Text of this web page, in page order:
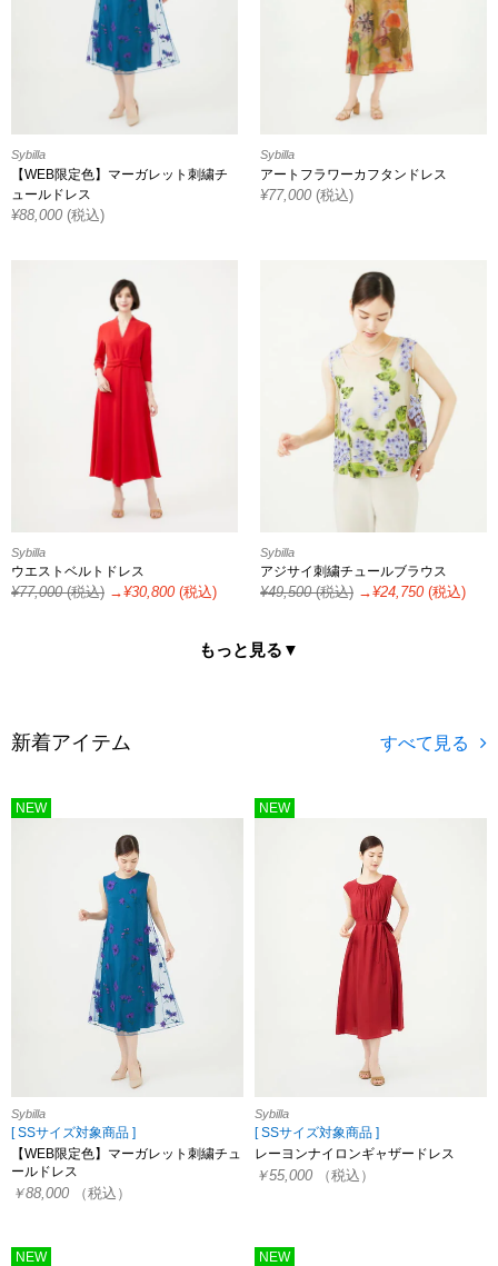
Sybilla
【WEB限定色】マーガレット刺繍チ
ュールドレス
¥88,000 (税込)
Sybilla
アートフラワーカフタンドレス
¥77,000 (税込)
Sybilla
ウエストベルトドレス
¥77,000 (税込) →¥30,800 (税込)
Sybilla
アジサイ刺繍チュールブラウス
¥49,500 (税込) →¥24,750 (税込)
もっと見る▼
新着アイテム
NEW
Sybilla
[ SSサイズ対象商品 ]
【WEB限定色】マーガレット刺繍チュ
ールドレス
￥88,000 （税込）
NEW
Sybilla
[ SSサイズ対象商品 ]
レーヨンナイロンギャザードレス
￥55,000 （税込）
NEW NEW